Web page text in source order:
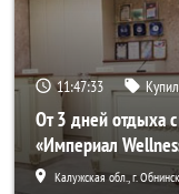
11:47:31
От 3 дней отдыха
«Империал
Калужская обл., г.